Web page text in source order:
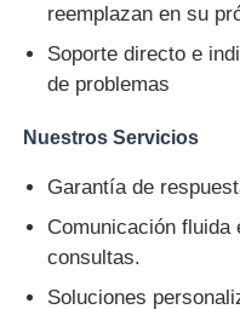
reemplazan en su
Soporte directo e
de problemas
Nuestros Servicios
Garantía de
Comunicación fluida
consultas.
Soluciones